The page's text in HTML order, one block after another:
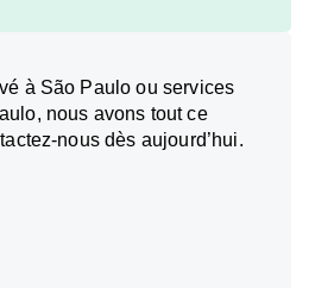
à São Paulo ou services
nous avons tout ce
nous dès aujourd’hui.